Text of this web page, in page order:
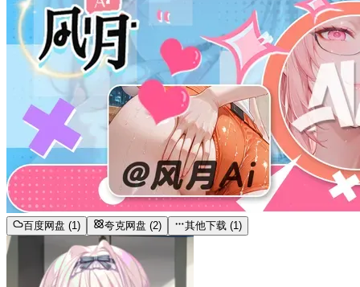
百度网盘 (1) 夸克网盘 (2) 其他下载 (1)